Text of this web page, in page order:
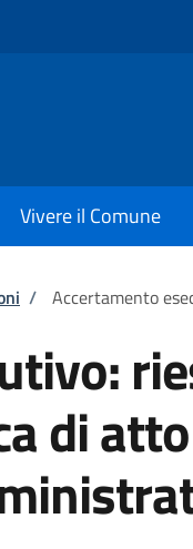
Vivere il Comune
/ Accertamento
di